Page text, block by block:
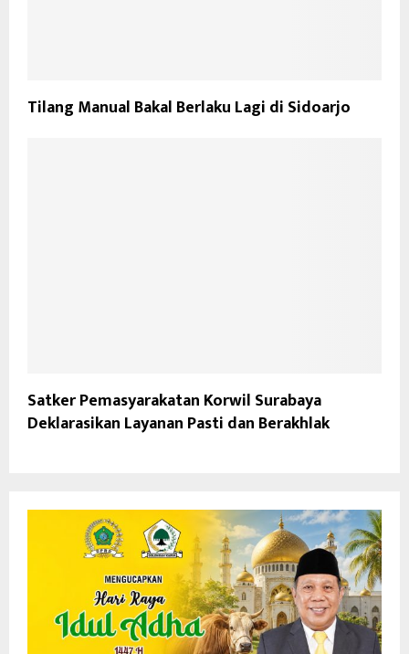
Tilang Manual Bakal Berlaku Lagi di Sidoarjo
Satker Pemasyarakatan Korwil Surabaya
Deklarasikan Layanan Pasti dan Berakhlak